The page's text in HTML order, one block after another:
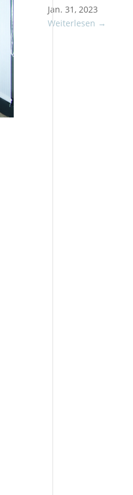
Jan. 31, 2023
Weiterlesen →